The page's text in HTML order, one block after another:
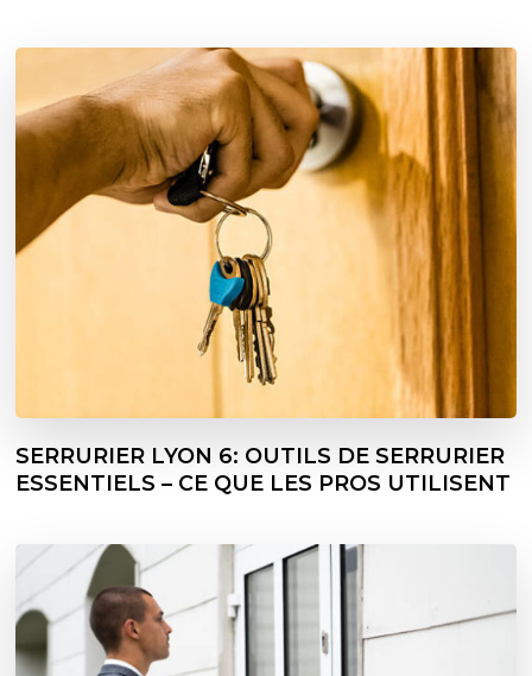
SERRURIER LYON 6: OUTILS DE SERRURIER
ESSENTIELS – CE QUE LES PROS UTILISENT